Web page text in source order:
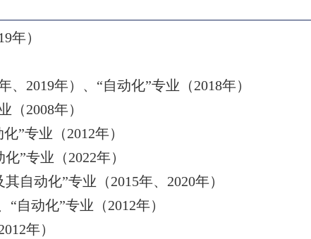
年）
、 2019年）、 “自动化”专业（2018年）
（2008年）
化”专业（2012年）
化”专业（2022年）
其自动化”专业（2015年、 2020年）
“自动化”专业（2012年）
年）